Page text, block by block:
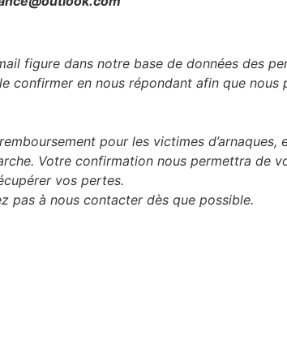
figure dans notre base de données des
confirmer en nous répondant afin que nous
pour les victimes d’arnaques,
Votre confirmation nous permettra de
vos pertes.
pas à nous contacter dès que possible.